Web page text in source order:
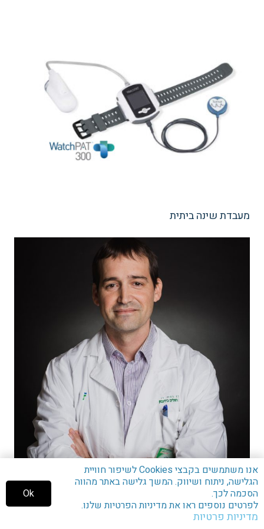
מעבדת שינה ביתית
ד"ר אורי אלקן
אנו משתמשים בקבצי Cookies לשיפור חוויית
הגלישה, ניתוח ושיווק. המשך גלישה באתר מהווה
הסכמה לכך.
לפרטים נוספים ראו את מדיניות הפרטיות שלנו.
מדיניות פרטיות
Ok